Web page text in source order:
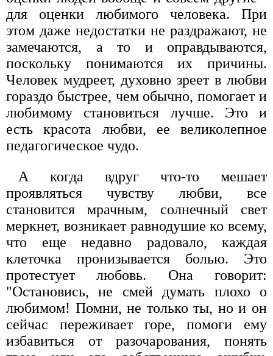
для оценки любимого человека. При
этом даже недостатки не раздражают, не
замечаются, а то и оправдываются,
поскольку понимаются их причины.
Человек мудреет, духовно зреет в любви
гораздо быстрее, чем обычно, помогает и
любимому становиться лучше. Это и
есть красота любви, ее великолепное
педагогическое чудо.
А когда вдруг что-то мешает
проявляться чувству любви, все
становится мрачным, солнечный свет
меркнет, возникает равнодушие ко всему,
что еще недавно радовало, каждая
клеточка пронизывается болью. Это
протестует любовь. Она говорит:
"Остановись, не смей думать плохо о
любимом! Помни, не только ты, но и он
сейчас переживает горе, помоги ему
избавиться от разочарования, понять